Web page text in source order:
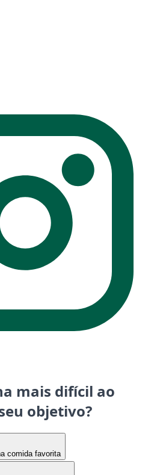
mais difícil ao
objetivo?
comida favorita